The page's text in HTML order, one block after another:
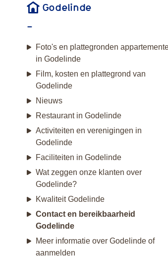
Godelinde
Foto's en plattegronden
in Godelinde
Film, kosten en plattegrond van
Godelinde
Nieuws
Restaurant in Godelinde
Activiteiten en verenigingen in
Godelinde
Faciliteiten in Godelinde
Wat zeggen onze klanten over
Godelinde?
Kwaliteit Godelinde
Contact en bereikbaarheid
Godelinde
Meer informatie over Godelinde of
aanmelden